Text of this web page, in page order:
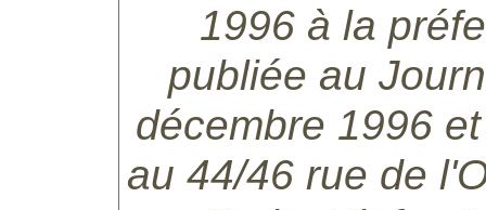
1996 à la
publiée au
décembre 1996
au 44/46 rue de